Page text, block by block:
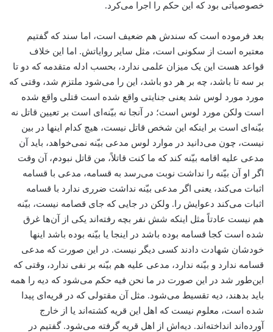
خصوصیاتی بود که این حکم را اجرا می‌کرد.
بعد فرموده است که سندش هم ضعیف است، اما سند که گفتیم
معتبره است از سکونی است، مثل سایر روایاتش. اما این خلاف
قواعد هست این یک میزان علمی ندارد، بحسب ادله متقدمه که دو تا
بر سه تا باشد، چه بر هر دو باشد، این را می‌شود ملتزم شد، وقتی که
مورد مورد لوس شد یعنی جنایتی واقع شده است قتلی واقع شده
است ولکن مورد لوس است؛ در آنجا نه بیّنه‌ای است بر تعیین قاتل نه
بیّنه‌ای است بر اینکه این شخص قاتل نیست، هیچ کدام اینها در بین
نیست، چون می‌دانید در موارد لوس مدعی بیّنه نمی‌خواهد، باید آن
مدعی علیه اقامه بیّنه کند که ما کنت قاتلاً، من قاتل نبودم، آن وقت
اگر او آن بیّنه را نداشت نوبت می‌رسد به قسامه، مدعی با قسامه
اثبات می‌کند، یعنی اگر مدعی بیّنه نداشت ضرری ندارد با قسامه
اثبات می‌کند دعوایش را. ولکن در جایی که جای قصامه نیست، بیّنه
هم نیست عادتاً مثل اینکه شش نفر بچه رفته‌اند یکی از آن‌ها غرق
شده است کجا قسامه بوده باشد در اینجا یا بیّنه بوده باشد اینها
خودشان شهادت دادند کسی دیگر نیست. در این صورت که مدعی
قسامه ندارد و بیّنه ندارد، مدعی علیه هم بیّنه بر نفی ندارد، وقتی که
این‌طور شد در این صورت در ما نحن فیه حکم می‌شود که دیه را همه
باید بدهند، دیه تقسیط می‌شود. مثل آن مقتولی که در قریه‌ای پیدا
شده است، معلوم نیست که اهل این قریه کشته‌اند یا از خارج
آورده‌اند انداخته‌اند. دیه‌اش از اهل قریه گرفته می‌شود. گفتیم در